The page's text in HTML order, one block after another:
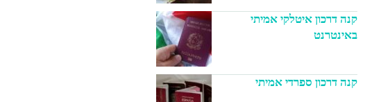
קנה דרכון איטלקי אמיתי
באינטרנט
קנה דרכון ספרדי אמיתי